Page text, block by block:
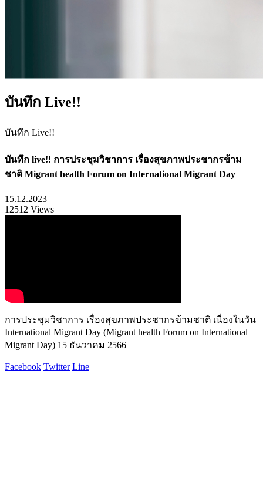
บันทึก Live!!
บันทึก Live!!
บันทึก live!! การประชุมวิชาการ เรื่องสุขภาพประชากรข้าม
ชาติ Migrant health Forum on International Migrant Day
15.12.2023
12512 Views
การประชุมวิชาการ เรื่องสุขภาพประชากรข้ามชาติ เนื่องในวัน
International Migrant Day (Migrant health Forum on International
Migrant Day) 15 ธันวาคม 2566
Facebook Twitter Line